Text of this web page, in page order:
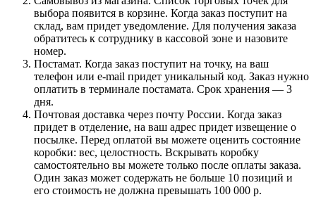
выбора появится в корзине. Когда заказ поступит на
склад, вам придет уведомление. Для получения заказа
обратитесь к сотруднику в кассовой зоне и назовите
номер.
Постамат. Когда заказ поступит на точку, на ваш
телефон или e-mail придет уникальный код. Заказ нужно
оплатить в терминале постамата. Срок хранения — 3
дня.
Почтовая доставка через почту России. Когда заказ
придет в отделение, на ваш адрес придет извещение о
посылке. Перед оплатой вы можете оценить состояние
коробки: вес, целостность. Вскрывать коробку
самостоятельно вы можете только после оплаты заказа.
Один заказ может содержать не больше 10 позиций и
его стоимость не должна превышать 100 000 р.